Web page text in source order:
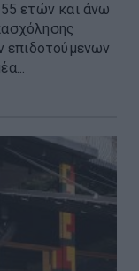
ετών και άνω
επιδοτούμενων